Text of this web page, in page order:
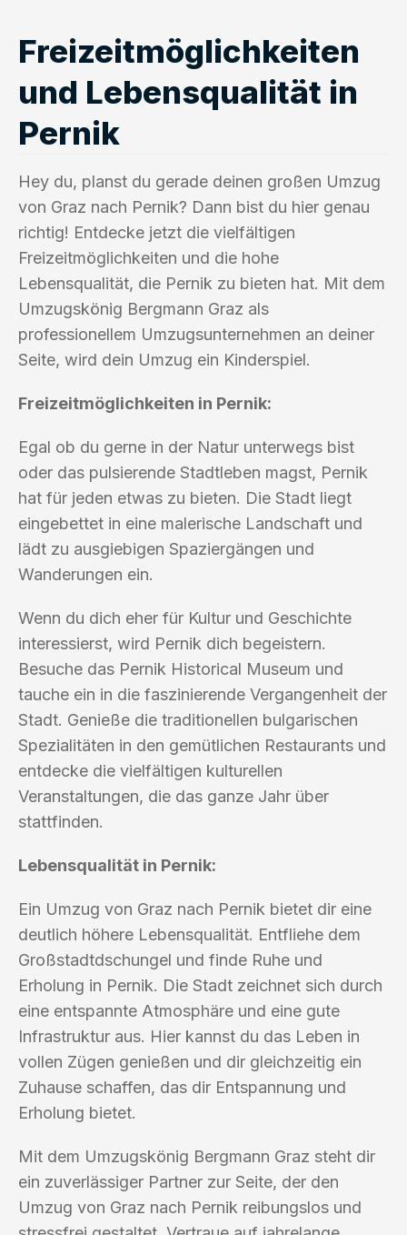
Freizeitmöglichkeiten
und Lebensqualität in
Pernik
Hey du, planst du gerade deinen großen Umzug
von Graz nach Pernik? Dann bist du hier genau
richtig! Entdecke jetzt die vielfältigen
Freizeitmöglichkeiten und die hohe
Lebensqualität, die Pernik zu bieten hat. Mit dem
Umzugskönig Bergmann Graz als
professionellem Umzugsunternehmen an deiner
Seite, wird dein Umzug ein Kinderspiel.
Freizeitmöglichkeiten in Pernik:
Egal ob du gerne in der Natur unterwegs bist
oder das pulsierende Stadtleben magst, Pernik
hat für jeden etwas zu bieten. Die Stadt liegt
eingebettet in eine malerische Landschaft und
lädt zu ausgiebigen Spaziergängen und
Wanderungen ein.
Wenn du dich eher für Kultur und Geschichte
interessierst, wird Pernik dich begeistern.
Besuche das Pernik Historical Museum und
tauche ein in die faszinierende Vergangenheit der
Stadt. Genieße die traditionellen bulgarischen
Spezialitäten in den gemütlichen Restaurants und
entdecke die vielfältigen kulturellen
Veranstaltungen, die das ganze Jahr über
stattfinden.
Lebensqualität in Pernik:
Ein Umzug von Graz nach Pernik bietet dir eine
deutlich höhere Lebensqualität. Entfliehe dem
Großstadtdschungel und finde Ruhe und
Erholung in Pernik. Die Stadt zeichnet sich durch
eine entspannte Atmosphäre und eine gute
Infrastruktur aus. Hier kannst du das Leben in
vollen Zügen genießen und dir gleichzeitig ein
Zuhause schaffen, das dir Entspannung und
Erholung bietet.
Mit dem Umzugskönig Bergmann Graz steht dir
ein zuverlässiger Partner zur Seite, der den
Umzug von Graz nach Pernik reibungslos und